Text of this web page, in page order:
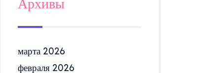
Архивы
марта 2026
февраля 2026